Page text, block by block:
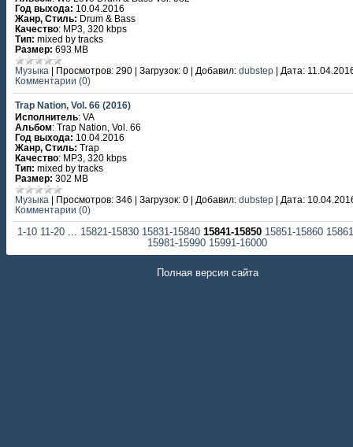
Год выхода: 10.04.2016
Жанр, Стиль: Drum & Bass
Качество: MP3, 320 kbps
Тип: mixed by tracks
Размер: 693 MB
Музыка Просмотров: 290 Загрузок: 0 Добавил: dubstep Дата:
Комментарии (0)
Trap Nation, Vol. 66 (2016)
Исполнитель: VA
Альбом: Trap Nation, Vol. 66
Год выхода: 10.04.2016
Жанр, Стиль: Trap
Качество: MP3, 320 kbps
Тип: mixed by tracks
Размер: 302 MB
Музыка | Просмотров: 346 | Загрузок: 0 | Добавил: dubstep | Дата:
Комментарии (0)
1-10 11-20 15821-15830 15831-15840 15841-15850 15851-15860
15981-15990 15991-16000
Полная версия сайта